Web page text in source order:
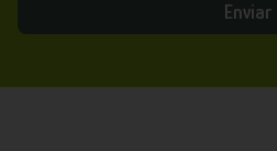
Enviar